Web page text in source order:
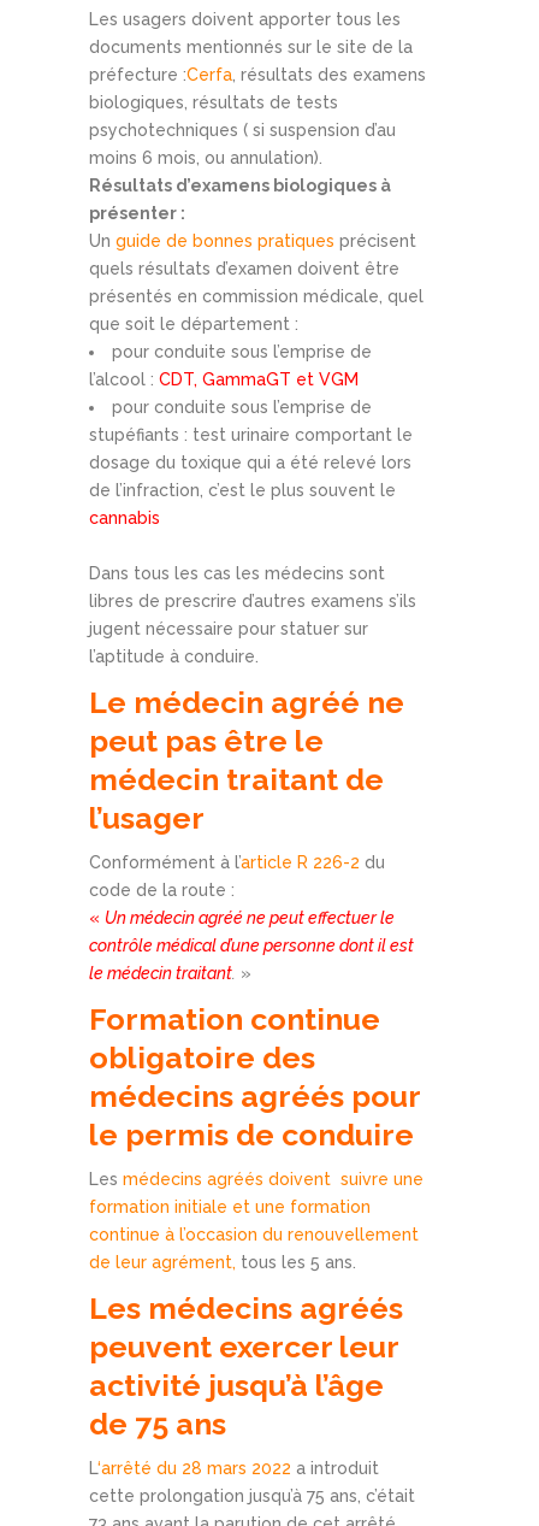
Les usagers doivent apporter tous les
documents mentionnés sur le site de la
préfecture :Cerfa, résultats des examens
biologiques, résultats de tests
psychotechniques ( si suspension d’au
moins 6 mois, ou annulation).
Résultats d’examens biologiques à
présenter :
Un guide de bonnes pratiques précisent
quels résultats d’examen doivent être
présentés en commission médicale, quel
que soit le département :
pour conduite sous l’emprise de
l’alcool : CDT, GammaGT et VGM
pour conduite sous l’emprise de
stupéfiants : test urinaire comportant le
dosage du toxique qui a été relevé lors
de l’infraction, c’est le plus souvent le
cannabis
Dans tous les cas les médecins sont
libres de prescrire d’autres examens s’ils
jugent nécessaire pour statuer sur
l’aptitude à conduire.
Le médecin agréé ne
peut pas être le
médecin traitant de
l’usager
Conformément à l’article R 226-2 du
code de la route :
« Un médecin agréé ne peut effectuer le
contrôle médical d’une personne dont il est
le médecin traitant. »
Formation continue
obligatoire des
médecins agréés pour
le permis de conduire
Les médecins agréés doivent suivre une
formation initiale et une formation
continue à l’occasion du renouvellement
de leur agrément, tous les 5 ans.
Les médecins agréés
peuvent exercer leur
activité jusqu’à l’âge
de 75 ans
L‘arrêté du 28 mars 2022 a introduit
cette prolongation jusqu’à 75 ans, c’était